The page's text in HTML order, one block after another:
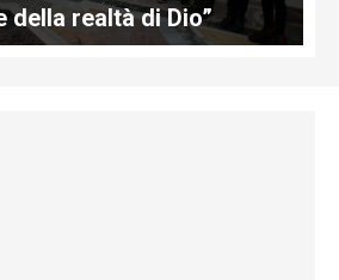
della realtà di Dio”